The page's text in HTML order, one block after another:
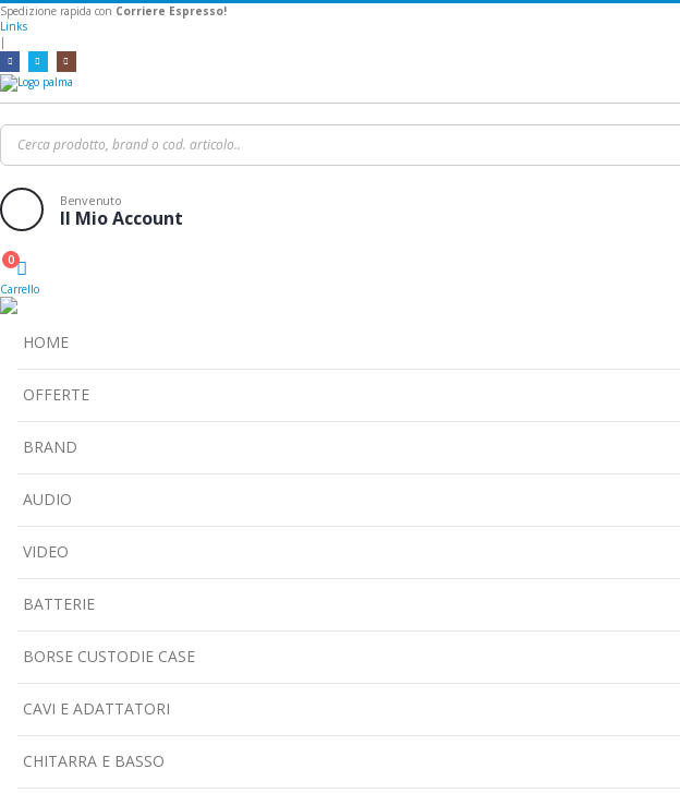
Spedizione rapida con Corriere Espresso!
Links
|
Benvenuto
Il Mio Account
Cart
0
Carrello
HOME
OFFERTE
BRAND
AUDIO
VIDEO
BATTERIE
BORSE CUSTODIE CASE
CAVI E ADATTATORI
CHITARRA E BASSO